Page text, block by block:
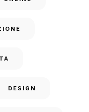
DESIGN